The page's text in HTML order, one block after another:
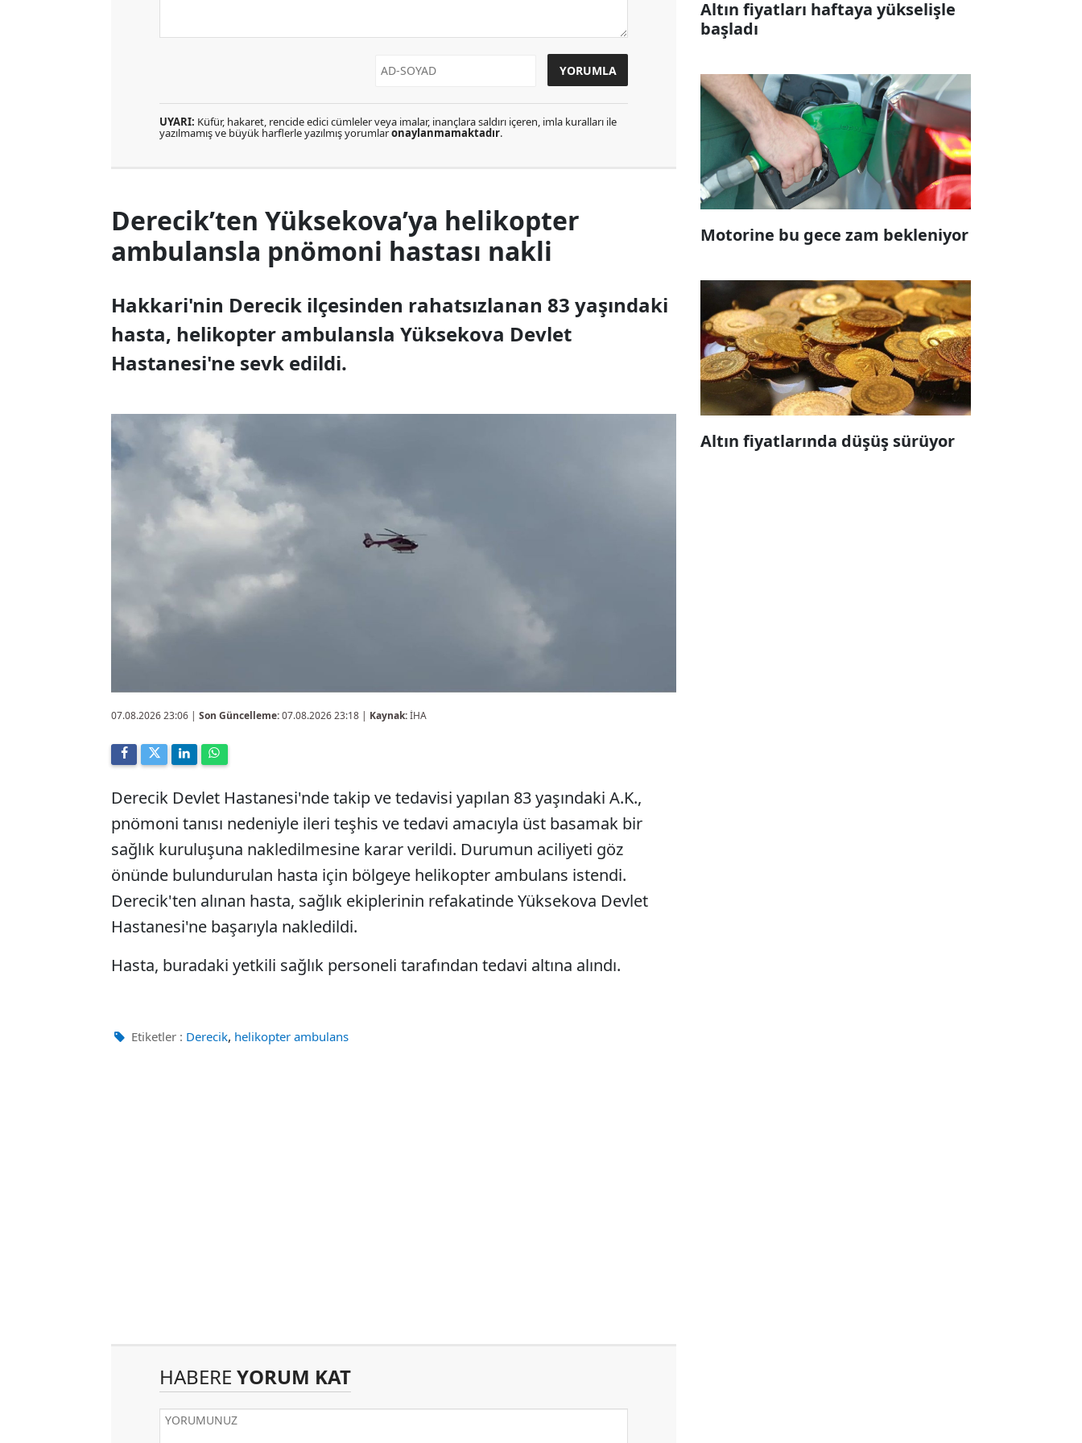
UYARI: Küfür, hakaret, rencide edici cümleler veya imalar, inançlara saldırı içeren, imla kuralları ile
yazılmamış ve büyük harflerle yazılmış yorumlaronaylanmamaktadır.
Derecik’ten Yüksekova’ya helikopter
ambulansla pnömoni hastası nakli
Hakkari'nin Derecik ilçesinden rahatsızlanan 83 yaşındaki
hasta, helikopter ambulansla Yüksekova Devlet
Hastanesi'ne sevk edildi.
07.08.2026 23:06 | Son Güncelleme:07.08.2026 23:18 | Kaynak:İHA
Derecik Devlet Hastanesi'nde takip ve tedavisi yapılan 83 yaşındaki A.K.,
pnömoni tanısı nedeniyle ileri teşhis ve tedavi amacıyla üst basamak bir
sağlık kuruluşuna nakledilmesine karar verildi. Durumun aciliyeti göz
önünde bulundurulan hasta için bölgeye helikopter ambulans istendi.
Derecik'ten alınan hasta, sağlık ekiplerinin refakatinde Yüksekova Devlet
Hastanesi'ne başarıyla nakledildi.
Hasta, buradaki yetkili sağlık personeli tarafından tedavi altına alındı.
Etiketler : Derecik, helikopter ambulans
HABERE YORUM KAT
Altın fiyatları haftaya yükselişle
başladı
Motorine bu gece zam bekleniyor
Altın fiyatlarında düşüş sürüyor